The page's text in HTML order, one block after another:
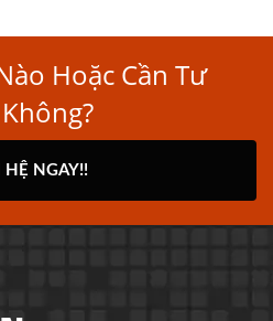
Hoặc Cần Tư
HỆ NGAY!!